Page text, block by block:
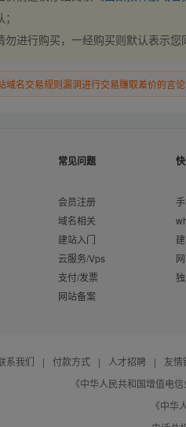
进行购买，一经购买则默认表示您
域名交易规则漏洞进行交易赚取差价的言
常见问题
会员注册
域名相关
建站入门
云服务/Vps
支付/发票
网站备案
系我们 | 付款方式 | 人才招聘 | 友情
《中华人民共和国增值电
《中华